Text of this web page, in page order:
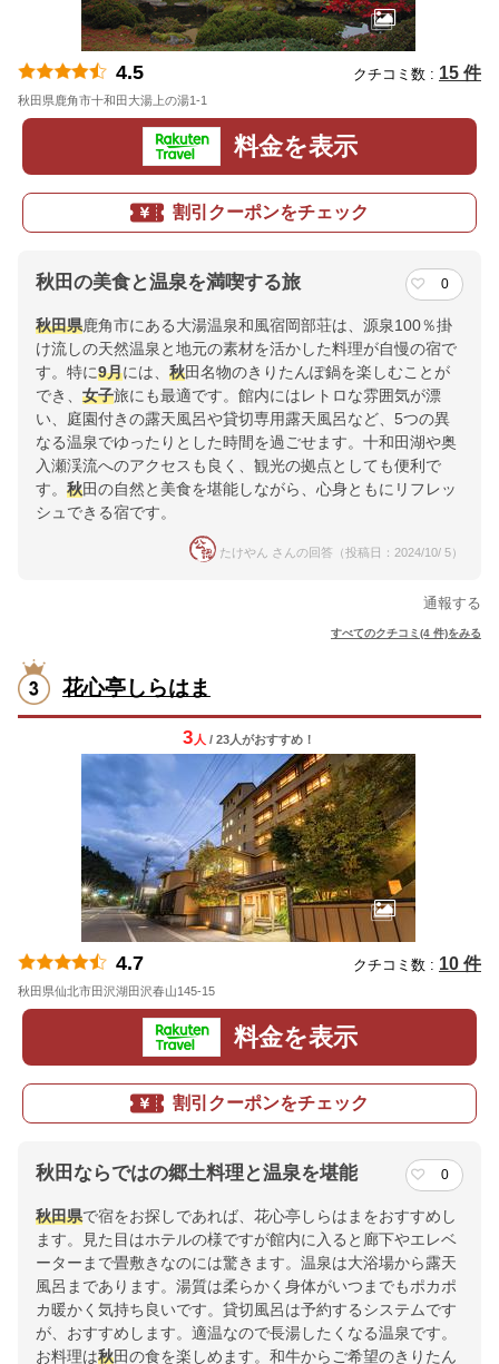
4.5 クチコミ数 : 15 件
秋田県鹿角市十和田大湯上の湯1-1
料金を表示
割引クーポンをチェック
秋田の美食と温泉を満喫する旅 0
秋田県鹿角市にある大湯温泉和風宿岡部荘は、源泉100％掛
け流しの天然温泉と地元の素材を活かした料理が自慢の宿で
す。特に9月には、 秋田名物のきりたんぽ鍋を楽しむことが
でき、 女子旅にも最適です。館内にはレトロな雰囲気が漂
い、庭園付きの露天風呂や貸切専用露天風呂など、5つの異
なる温泉でゆったりとした時間を過ごせます。十和田湖や奥
入瀬渓流へのアクセスも良く、観光の拠点としても便利で
す。 秋田の自然と美食を堪能しながら、心身ともにリフレッ
シュできる宿です。
たけやん さんの回答（投稿日：2024/10/ 5）
通報する
すべてのクチコミ(4 件)をみる
花心亭しらはま
3 人 / 23人がおすすめ！
4.7 クチコミ数 : 10 件
秋田県仙北市田沢湖田沢春山145-15
料金を表示
割引クーポンをチェック
秋田ならではの郷土料理と温泉を堪能 0
秋田県で宿をお探しであれば、花心亭しらはまをおすすめし
ます。見た目はホテルの様ですが館内に入ると廊下やエレベ
ーターまで畳敷きなのには驚きます。温泉は大浴場から露天
風呂まであります。湯質は柔らかく身体がいつまでもポカポ
カ暖かく気持ち良いです。貸切風呂は予約するシステムです
が、おすすめします。適温なので長湯したくなる温泉です。
お料理は秋田の食を楽しめます。和牛からご希望のきりたん